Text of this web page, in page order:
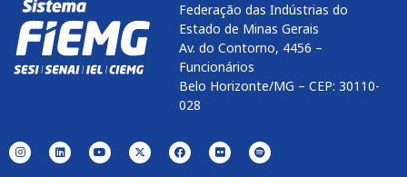
Federação das Indústrias do
Estado de Minas Gerais
Av. do Contorno, 4456 –
Funcionários
Belo Horizonte/MG – CEP: 30110-
028